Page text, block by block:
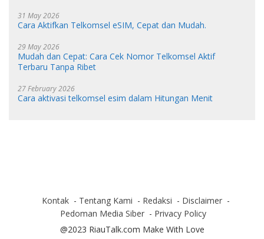
31 May 2026
Cara Aktifkan Telkomsel eSIM, Cepat dan Mudah.
29 May 2026
Mudah dan Cepat: Cara Cek Nomor Telkomsel Aktif
Terbaru Tanpa Ribet
27 February 2026
Cara aktivasi telkomsel esim dalam Hitungan Menit
Kontak Tentang Kami Redaksi
Disclaimer
Pedoman Media Siber
Privacy Policy
@2023 RiauTalk.com Make With Love